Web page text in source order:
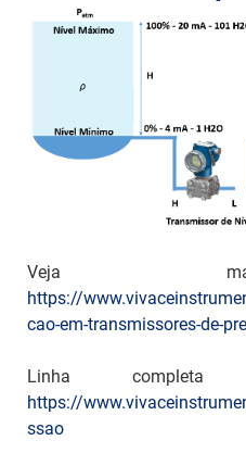
Veja
https://
cao-em-transmissores-de-
Linha completa
https://
ssao